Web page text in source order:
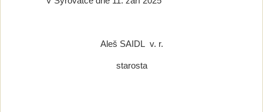
Aleš SAIDL v. r.
starosta